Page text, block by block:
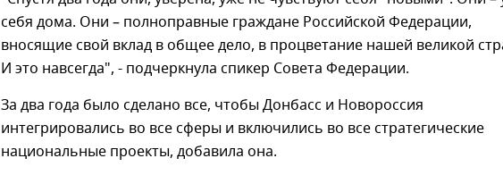
себя дома. Они – полноправные граждане Российской Федерации,
вносящие свой вклад в общее дело, в процветание нашей великой
И это навсегда", - подчеркнула спикер Совета Федерации.
За два года было сделано все, чтобы Донбасс и Новороссия
интегрировались во все сферы и включились во все стратегические
национальные проекты, добавила она.